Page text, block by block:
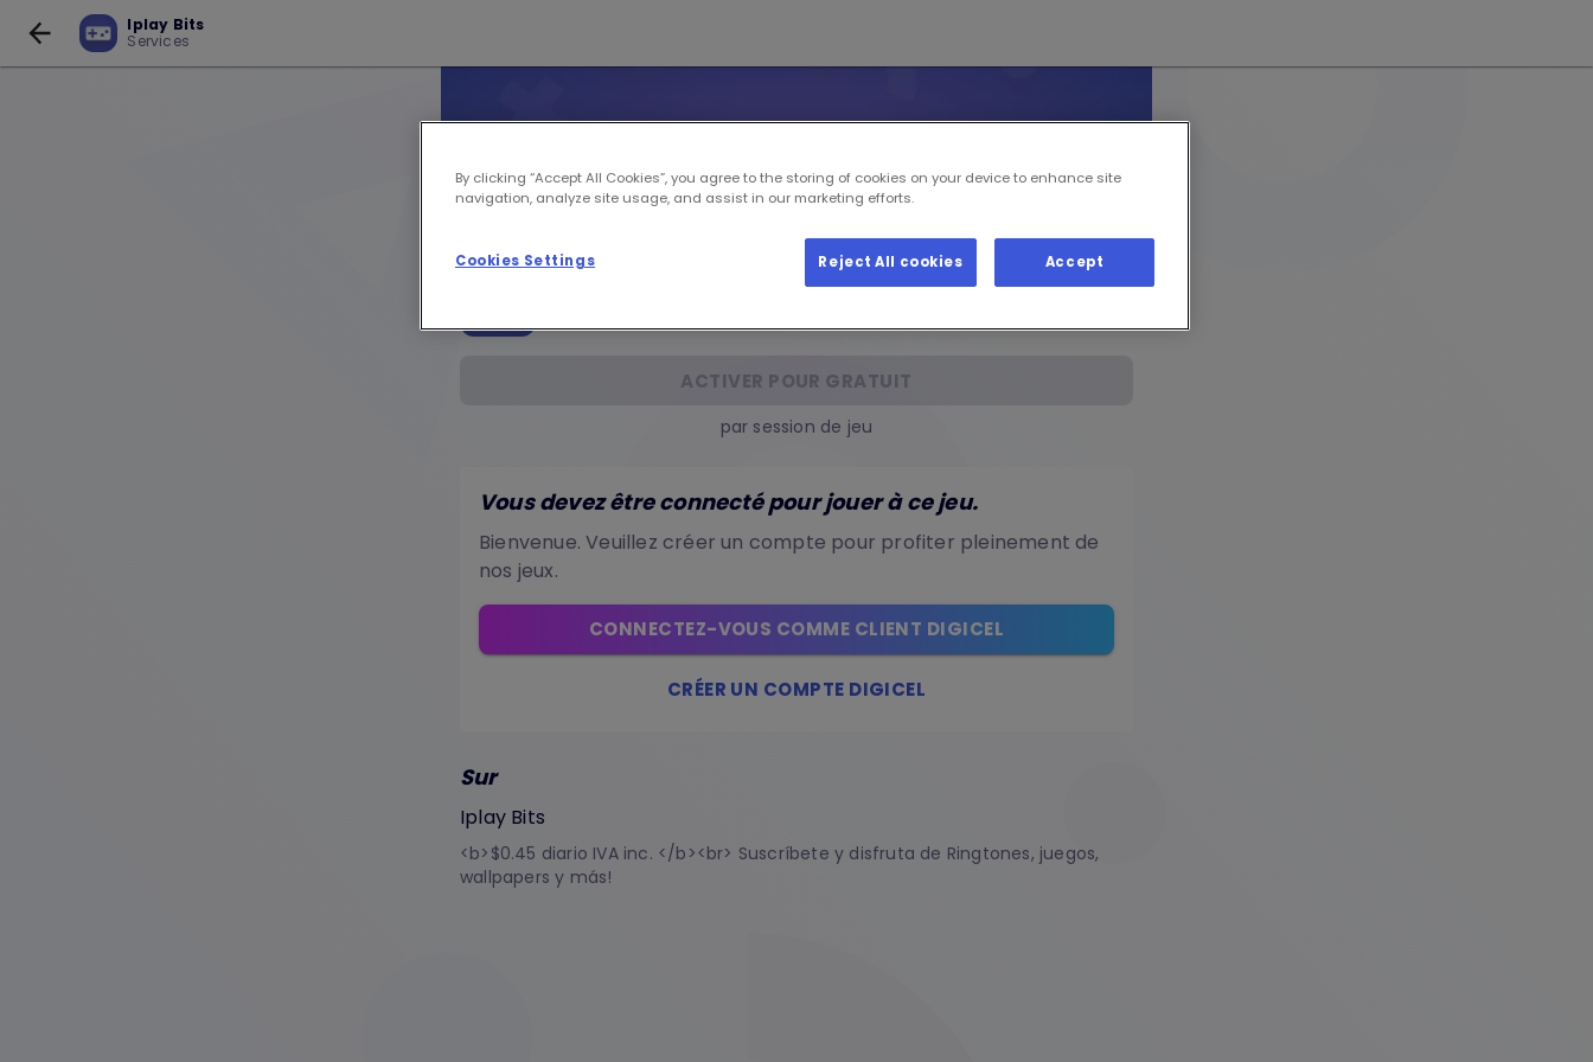
Iplay Bits
Services
ACTIVER POUR GRATUIT
par session de jeu
Vous devez être connecté pour jouer à ce jeu.
Bienvenue. Veuillez créer un compte pour profiter pleinement de
nos jeux.
CONNECTEZ-VOUS COMME CLIENT DIGICEL
CRÉER UN COMPTE DIGICEL
Sur
Iplay Bits
<b>$0.45 diario IVA inc. </b><br> Suscríbete y disfruta de Ringtones, juegos,
wallpapers y más!
By clicking “Accept All Cookies”, you agree to the storing of cookies on your device to enhance site
navigation, analyze site usage, and assist in our marketing efforts.
Reject All cookies Accept
Cookies Settings